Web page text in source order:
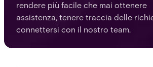
rendere più facile che mai ottenere
assistenza, tenere traccia delle
connettersi con il nostro team.